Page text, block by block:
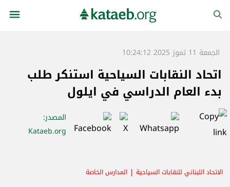
الجمعة 11 تموز 2025 10:24:12
اتحاد النقابات السياحية استنكر طلب
بدء العام الدراسي في ايلول
المصدر:
Kataeb.org
الاتحاد اللبناني للنقابات السياحية المدارس الخاصة